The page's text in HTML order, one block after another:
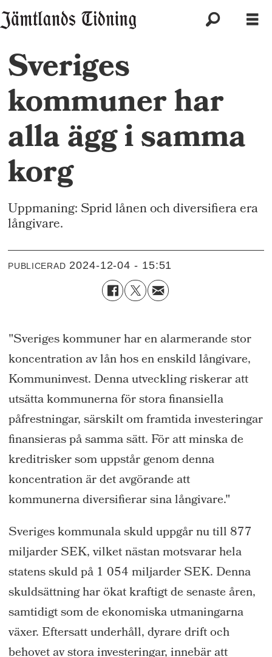
Sveriges
kommuner har
alla ägg i samma
korg
Uppmaning: Sprid lånen och diversifiera era
långivare.
PUBLICERAD 2024-12-04 - 15:51
"Sveriges kommuner har en alarmerande stor
koncentration av lån hos en enskild långivare,
Kommuninvest. Denna utveckling riskerar att
utsätta kommunerna för stora finansiella
påfrestningar, särskilt om framtida investeringar
finansieras på samma sätt. För att minska de
kreditrisker som uppstår genom denna
koncentration är det avgörande att
kommunerna diversifierar sina långivare."
Sveriges kommunala skuld uppgår nu till 877
miljarder SEK, vilket nästan motsvarar hela
statens skuld på 1 054 miljarder SEK. Denna
skuldsättning har ökat kraftigt de senaste åren,
samtidigt som de ekonomiska utmaningarna
växer. Eftersatt underhåll, dyrare drift och